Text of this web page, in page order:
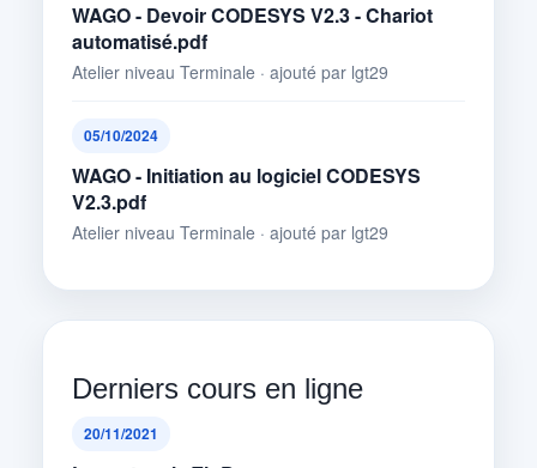
WAGO - Devoir CODESYS V2.3 - Chariot
automatisé.pdf
Atelier niveau Terminale · ajouté par lgt29
05/10/2024
WAGO - Initiation au logiciel CODESYS
V2.3.pdf
Atelier niveau Terminale · ajouté par lgt29
Derniers cours en ligne
20/11/2021